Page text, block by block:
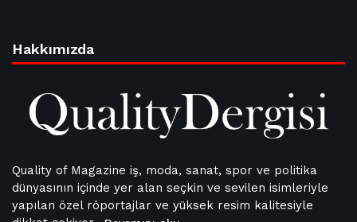
Hakkımızda
Quality of Magazine iş, moda, sanat, spor ve politika
dünyasının içinde yer alan seçkin ve sevilen isimleriyle
yapılan özel röportajlar ve yüksek resim kalitesiyle